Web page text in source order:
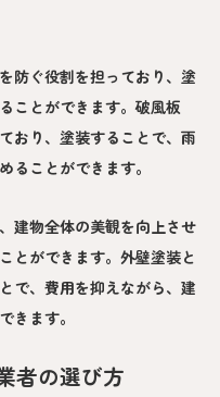
防ぐ役割を担っており、塗
ことができます。破風板
おり、塗装することで、雨
ることができます。
建物全体の美観を向上させ
とができます。外壁塗装と
で、費用を抑えながら、建
きます。
者の選び方